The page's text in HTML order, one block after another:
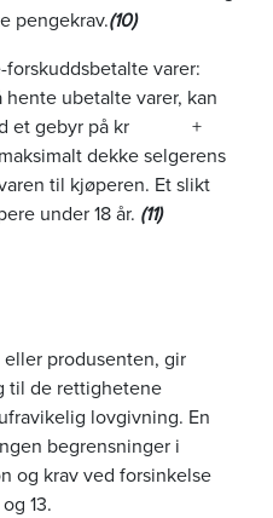
pengekrav.(10)
varer:
ubetalte varer, kan
et gebyr på kr +
dekke selgerens
til kjøperen. Et slikt
under 18 år. (11)
eller produsenten, gir
til de rettighetene
lovgivning. En
begrensninger i
og krav ved forsinkelse
13.